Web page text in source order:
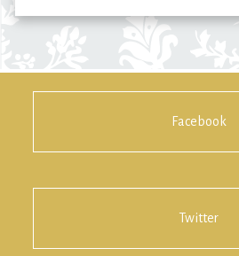
Facebook
Twitter